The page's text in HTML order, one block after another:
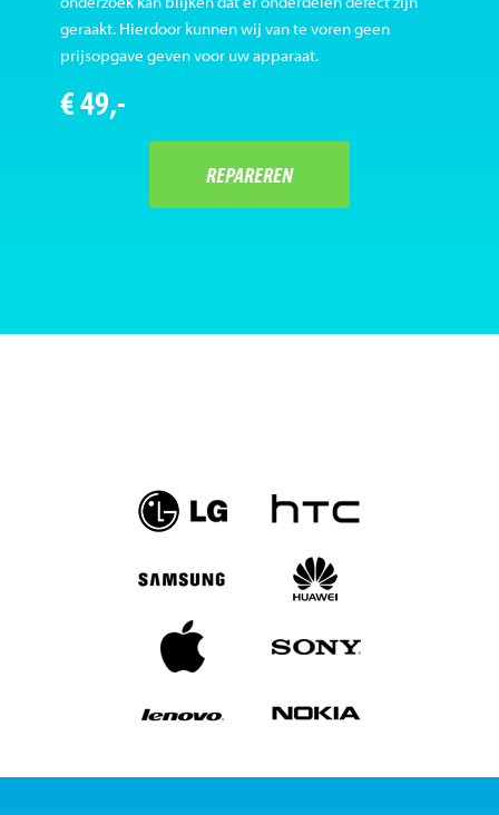
geraakt. Hierdoor kunnen wij van te voren geen
prijsopgave geven voor uw apparaat.
€ 49,-
REPAREREN